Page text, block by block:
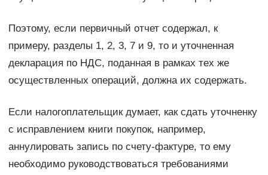
Поэтому, если первичный отчет содержал, к
примеру, разделы 1, 2, 3, 7 и 9, то и уточненная
декларация по НДС, поданная в рамках тех же
осуществленных операций, должна их содержать.
Если налогоплательщик думает, как сдать уточненку
с исправлением книги покупок, например,
аннулировать запись по счету-фактуре, то ему
необходимо руководствоваться требованиями